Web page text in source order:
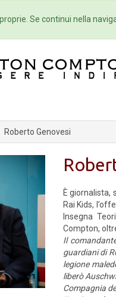
Autori Eventi
Roberto Genovesi
È giornalista,
Rai Kids,
Insegna
Compton,
Il
guardiani di
legione
liberò
Compagnia
Se continui nella